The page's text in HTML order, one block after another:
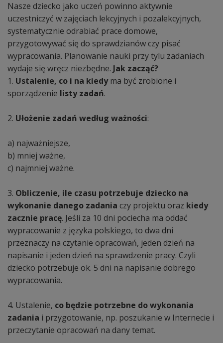
Nasze dziecko jako uczeń powinno aktywnie
uczestniczyć w zajęciach lekcyjnych i pozalekcyjnych,
systematycznie odrabiać prace domowe,
przygotowywać się do sprawdzianów czy pisać
wypracowania. Planowanie nauki przy tylu zadaniach
wydaje się wręcz niezbędne. Jak zacząć?
1. Ustalenie, co i na kiedyma być zrobione i
sporządzenie listy zadań.
2. Ułożenie zadań według ważności:
a) najważniejsze,
b) mniej ważne,
c) najmniej ważne.
3. Obliczenie, ile czasu potrzebuje dziecko na
wykonanie danego zadania czy projektu oraz kiedy
zacznie pracę. Jeśli za 10 dni pociecha ma oddać
wypracowanie z języka polskiego, to dwa dni
przeznaczy na czytanie opracowań, jeden dzień na
napisanie i jeden dzień na sprawdzenie pracy. Czyli
dziecko potrzebuje ok. 5 dni na napisanie dobrego
wypracowania.
4. Ustalenie, co będzie potrzebne do wykonania
zadania i przygotowanie, np. poszukanie w Internecie i
przeczytanie opracowań na dany temat.